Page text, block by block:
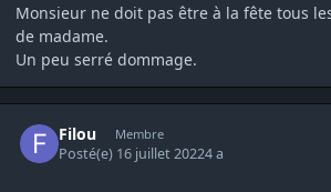
Monsieur ne doit pas être à la fête tous
de madame.
Un peu serré dommage.
Filou Membre
Posté(e) 16 juillet 20224 a